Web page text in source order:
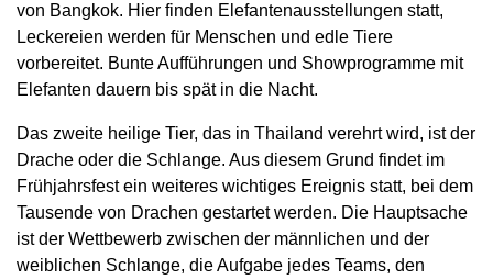
von Bangkok. Hier finden Elefantenausstellungen statt,
Leckereien werden für Menschen und edle Tiere
vorbereitet. Bunte Aufführungen und Showprogramme mit
Elefanten dauern bis spät in die Nacht.
Das zweite heilige Tier, das in Thailand verehrt wird, ist der
Drache oder die Schlange. Aus diesem Grund findet im
Frühjahrsfest ein weiteres wichtiges Ereignis statt, bei dem
Tausende von Drachen gestartet werden. Die Hauptsache
ist der Wettbewerb zwischen der männlichen und der
weiblichen Schlange, die Aufgabe jedes Teams, den